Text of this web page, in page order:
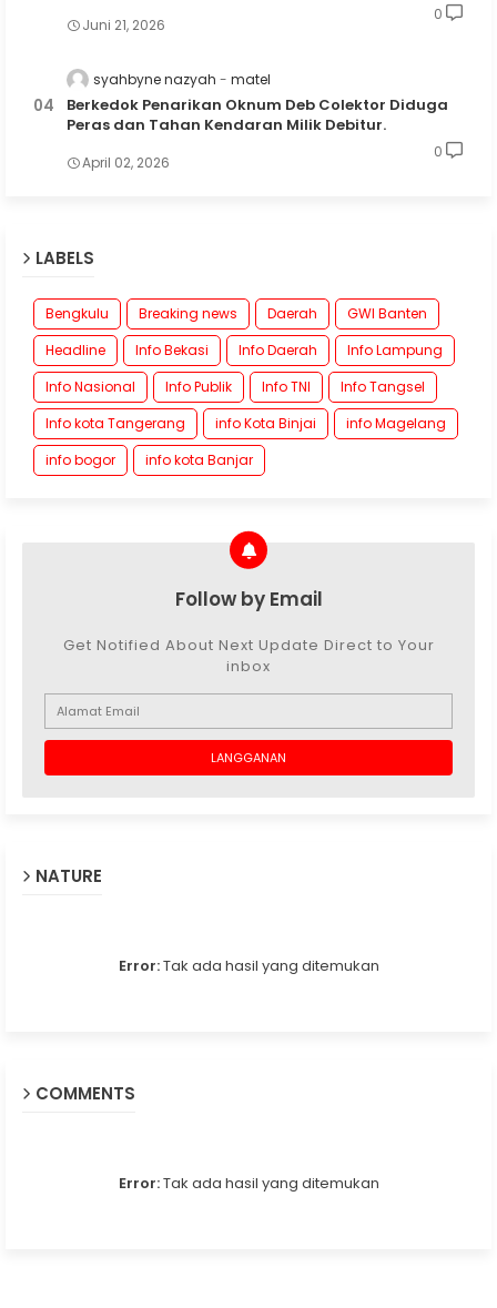
Juni 21, 2026
0
syahbyne nazyah matel
Berkedok Penarikan Oknum Deb Colektor Diduga
Peras dan Tahan Kendaran Milik Debitur.
April 02, 2026
0
LABELS
Bengkulu Breaking news Daerah
GWI Banten
Headline
Info Bekasi Info Daerah
Info Lampung
Info Nasional
Info Publik Info TNI
Info Tangsel
Info kota Tangerang
info Kota Binjai
info Magelang
info bogor
info kota Banjar
Follow by Email
Get Notified About Next Update Direct to Your
inbox
NATURE
Error:Tak ada hasil yang ditemukan
COMMENTS
Error:Tak ada hasil yang ditemukan